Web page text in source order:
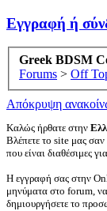
Εγγραφή ή
Greek BDSM
Forums > Off
Απόκρυψη
Καλώς ήρθατε στην
Βλέπετε το site μας σαν
που είναι διαθέσιμες
Η εγγραφή σας στην
μηνύματα στο forum,
δημιουργήσετε το